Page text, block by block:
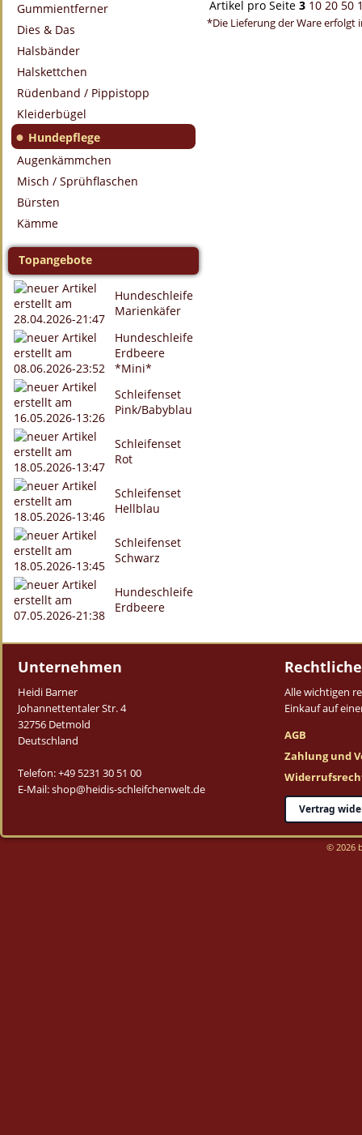
Gummientferner
Dies & Das
Halsbänder
Halskettchen
Rüdenband / Pippistopp
Kleiderbügel
● Hundepflege
Augenkämmchen
Misch / Sprühflaschen
Bürsten
Kämme
Topangebote
Hundeschleife
Marienkäfer
Hundeschleife
Erdbeere
*Mini*
Schleifenset
Pink/Babyblau
Schleifenset
Rot
Schleifenset
Hellblau
Schleifenset
Schwarz
Hundeschleife
Erdbeere
Artikel pro Seite 3 10 20 50
*Die Lieferung der Ware erfolgt
Unternehmen
Heidi Barner
Johannettentaler Str. 4
32756 Detmold
Deutschland
Telefon: +49 5231 30 51 00
E-Mail: shop@heidis-schleifchenwelt.de
Alle wichtigen
Einkauf auf
AGB
Zahlung und
Vertrag
© 2026